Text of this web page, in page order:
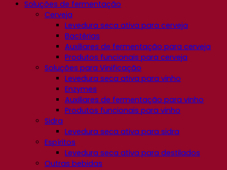
Soluções de fermentação
Cerveja
Levedura seca ativa para cerveja
Bactérias
Auxiliares de fermentação para cerveja
Produtos funcionais para cerveja
Soluções para Vinificação
Levedura seca ativa para vinho
Enzymes
Auxiliares de fermentação para vinho
Produtos funcionais para vinho
Sidra
Levedura seca ativa para sidra
Espíritos
Levedura seca ativa para destilados
Outras bebidas